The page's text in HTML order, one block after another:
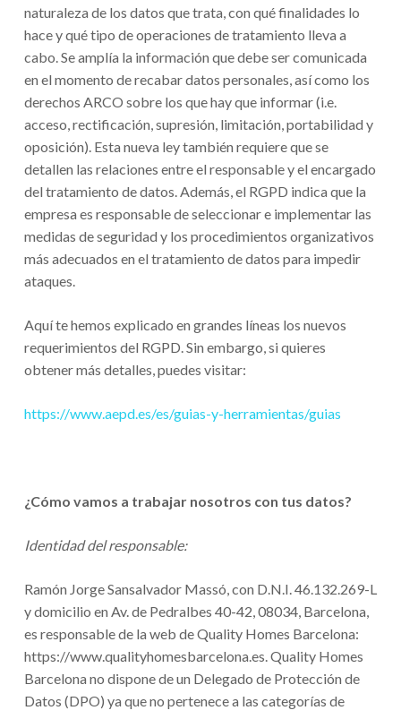
naturaleza de los datos que trata, con qué finalidades lo
hace y qué tipo de operaciones de tratamiento lleva a
cabo. Se amplía la información que debe ser comunicada
en el momento de recabar datos personales, así como los
derechos ARCO sobre los que hay que informar (i.e.
acceso, rectificación, supresión, limitación, portabilidad y
oposición). Esta nueva ley también requiere que se
detallen las relaciones entre el responsable y el encargado
del tratamiento de datos. Además, el RGPD indica que la
empresa es responsable de seleccionar e implementar las
medidas de seguridad y los procedimientos organizativos
más adecuados en el tratamiento de datos para impedir
ataques.
Aquí te hemos explicado en grandes líneas los nuevos
requerimientos del RGPD. Sin embargo, si quieres
obtener más detalles, puedes visitar:
https://www.aepd.es/es/guias-y-herramientas/guias
¿Cómo vamos a trabajar nosotros con tus datos?
Identidad del responsable:
Ramón Jorge Sansalvador Massó, con D.N.I. 46.132.269-L
y domicilio en Av. de Pedralbes 40-42, 08034, Barcelona,
es responsable de la web de Quality Homes Barcelona:
https://www.qualityhomesbarcelona.es. Quality Homes
Barcelona no dispone de un Delegado de Protección de
Datos (DPO) ya que no pertenece a las categorías de